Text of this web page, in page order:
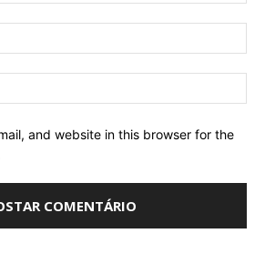
and website in this browser for the